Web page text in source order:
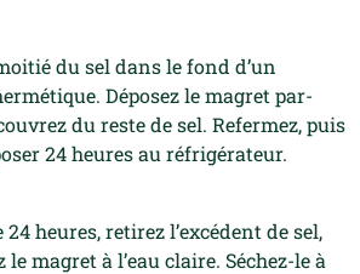
du sel dans le fond d’un
Déposez le magret par-
du reste de sel. Refermez, puis
24 heuresau réfrigérateur.
24 heures, retirez l’excédent de sel,
le magret à l’eau claire. Séchez-le à